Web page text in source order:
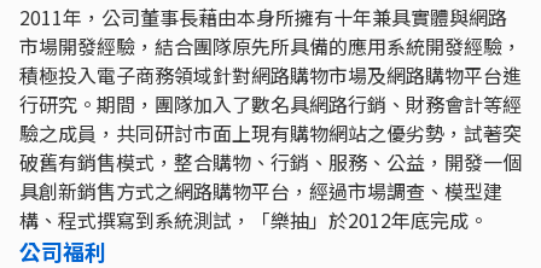
2011年，公司董事長藉由本身所擁有十年兼具實體與網路
市場開發經驗，結合團隊原先所具備的應用系統開發經驗，
積極投入電子商務領域針對網路購物市場及網路購物平台進
行研究。期間，團隊加入了數名具網路行銷、財務會計等經
驗之成員，共同研討市面上現有購物網站之優劣勢，試著突
破舊有銷售模式，整合購物、行銷、服務、公益，開發一個
具創新銷售方式之網路購物平台，經過市場調查、模型建
構、程式撰寫到系統測試，「樂抽」於2012年底完成。
公司福利